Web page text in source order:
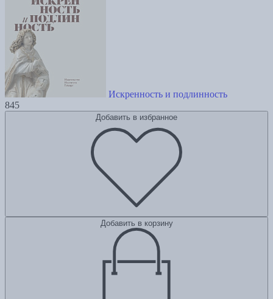
Искренность и подлинность
845
Добавить в избранное
Добавить в корзину